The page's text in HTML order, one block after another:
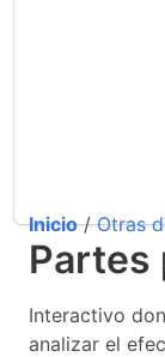
Inicio/Otras
Partes
Interactivo
analizar el